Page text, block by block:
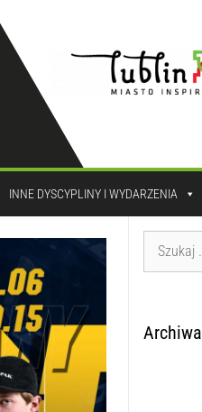
INNE DYSCYPLINY I WYDARZENIA
Archiwa